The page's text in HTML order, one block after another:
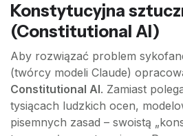
Konstytucyjna
(Constitutional AI)
Aby rozwiązać problem
(twórcy modeli Claude)
Constitutional AI. Zamiast
tysiącach ludzkich ocen,
pisemnych zasad – swoistą